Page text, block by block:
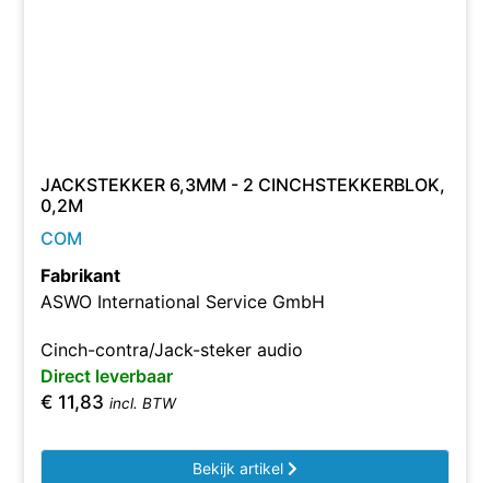
JACKSTEKKER 6,3MM - 2 CINCHSTEKKERBLOK,
0,2M
COM
Fabrikant
ASWO International Service GmbH
Cinch-contra/Jack-steker audio
Direct leverbaar
€ 11,83 incl. BTW
Bekijk artikel